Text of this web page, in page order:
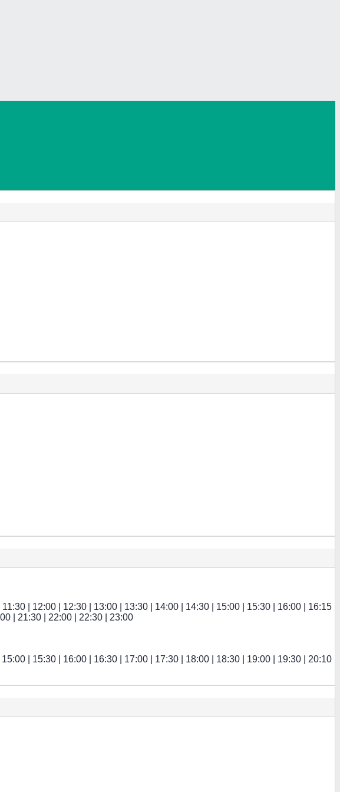
| 12:00 | 12:30 | 13:00 | 13:30 | 14:00 | 14:30 | 15:00 | 15:30 | 16:00 | 16:15
| 21:30 | 22:00 | 22:30 | 23:00
| 15:30 | 16:00 | 16:30 | 17:00 | 17:30 | 18:00 | 18:30 | 19:00 | 19:30 | 20:10